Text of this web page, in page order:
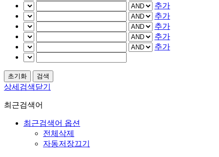
추가
추가
추가
추가
추가
상세검색닫기
최근검색어
최근검색어 옵션
전체삭제
자동저장끄기